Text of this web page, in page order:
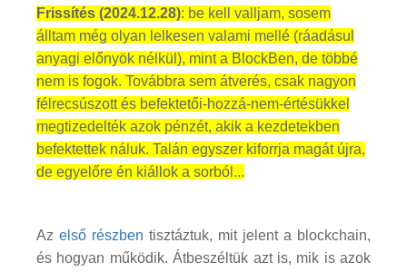
Frissítés (2024.12.28): be kell valljam, sosem
álltam még olyan lelkesen valami mellé (ráadásul
anyagi előnyök nélkül), mint a BlockBen, de többé
nem is fogok. Továbbra sem átverés, csak nagyon
félrecsúszott és befektetői-hozzá-nem-értésükkel
megtizedelték azok pénzét, akik a kezdetekben
befektettek náluk. Talán egyszer kiforrja magát újra,
de egyelőre én kiállok a sorból...
Az első részben tisztáztuk, mit jelent a blockchain,
és hogyan működik. Átbeszéltük azt is, mik is azok